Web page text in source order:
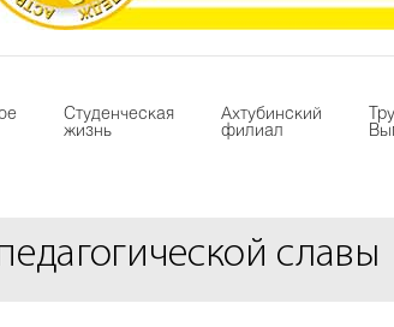
Студенческая
жизнь
Ахтубинский
филиал
славы